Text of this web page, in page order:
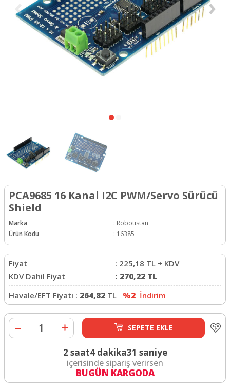
PCA9685 16 Kanal I2C PWM/Servo Sürücü
Shield
Marka : Robotistan
Ürün Kodu
: 16385
Fiyat : 225,18 TL + KDV
KDV Dahil Fiyat
: 270,22 TL
Havale/EFT Fiyatı : 264,82 TL %2 İndirim
SEPETE EKLE
2 saat4 dakika31 saniye
içerisinde sipariş verirsen
BUGÜN KARGODA